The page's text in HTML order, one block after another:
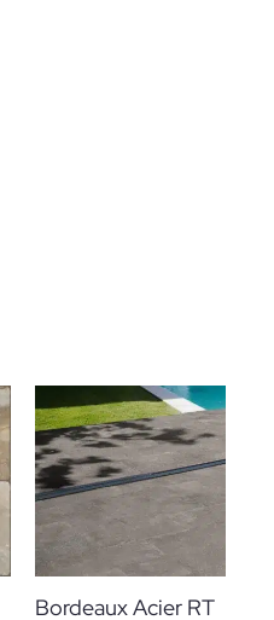
Bordeaux Acier RT